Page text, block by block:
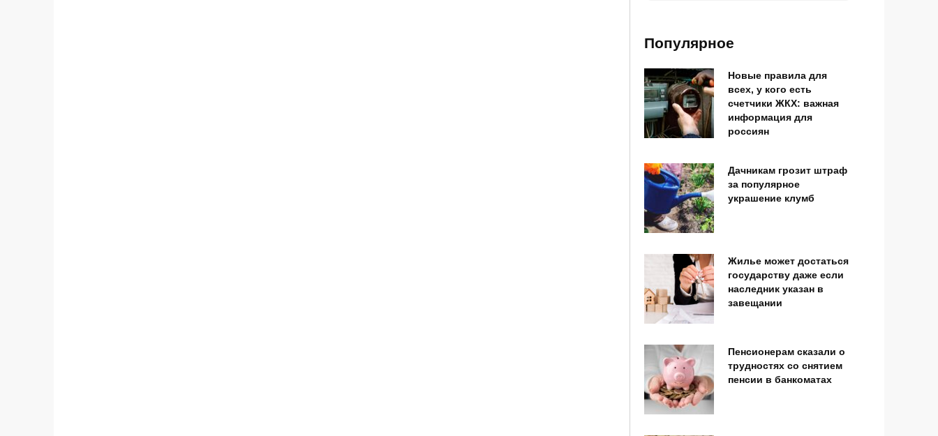
Популярное
Новые правила для
всех, у кого есть
счетчики ЖКХ: важная
информация для
россиян
Дачникам грозит штраф
за популярное
украшение клумб
Жилье может достаться
государству даже если
наследник указан в
завещании
Пенсионерам сказали о
трудностях со снятием
пенсии в банкоматах